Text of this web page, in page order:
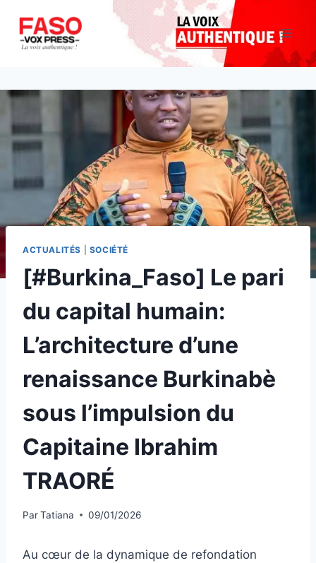
contenu
ACTUALITÉS SOCIÉTÉ
[#Burkina_Faso] Le pari
du capital humain:
L’architecture d’une
renaissance Burkinabè
sous l’impulsion du
Capitaine Ibrahim
TRAORÉ
ParTatiana 09/01/2026
Au cœur de la dynamique de refondation